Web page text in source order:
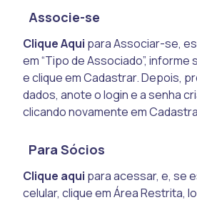
Associe-se
Clique Aqui para Associar-se,
em “Tipo de Associado”, informe
e clique em Cadastrar. Depois,
dados, anote o login e a senha
clicando novamente em
Para Sócios
Clique aqui para acessar, e, se
celular, clique em Área Restrita,